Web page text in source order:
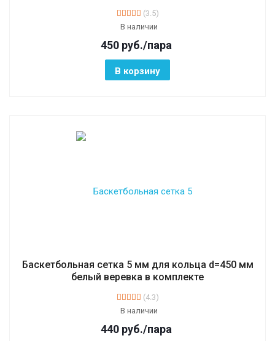
(3.5)
В наличии
450 руб./пара
В корзину
Баскетбольная сетка 5 мм для кольца d=450 мм
белый веревка в комплекте
(4.3)
В наличии
440 руб./пара